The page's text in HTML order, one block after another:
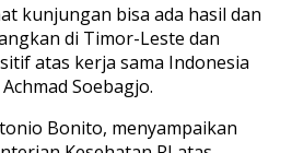
kunjungan bisa ada hasil dan
di Timor-Leste dan
atas kerja sama Indonesia
Soebagjo.
Bonito, menyampaikan